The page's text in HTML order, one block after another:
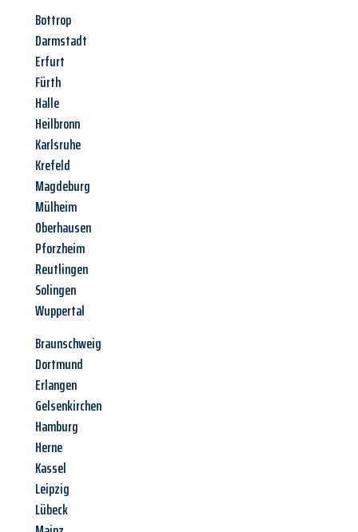
Bottrop
Darmstadt
Erfurt
Fürth
Halle
Heilbronn
Karlsruhe
Krefeld
Magdeburg
Mülheim
Oberhausen
Pforzheim
Reutlingen
Solingen
Wuppertal
Braunschweig
Dortmund
Erlangen
Gelsenkirchen
Hamburg
Herne
Kassel
Leipzig
Lübeck